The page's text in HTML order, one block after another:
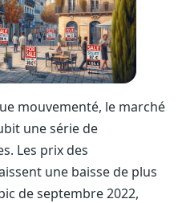
mouvementé, le marché
une série de
Les prix des
une baisse de plus
de septembre 2022,